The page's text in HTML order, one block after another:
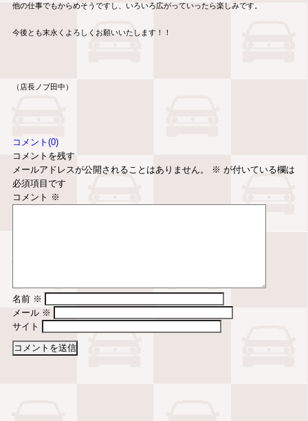
他の仕事でもからめそうですし、いろいろ広がっていったら楽しみです。
今後とも末永くよろしくお願いいたします！！
（店長ノブ田中）
コメント(0)
コメントを残す
メールアドレスが公開されることはありません。
※ が付いている欄は
必須項目です
コメント ※
名前 ※
メール ※
サイト